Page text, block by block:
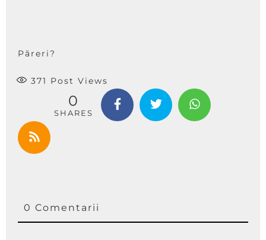
Păreri?
371 Post Views
0
SHARES
0 Comentarii